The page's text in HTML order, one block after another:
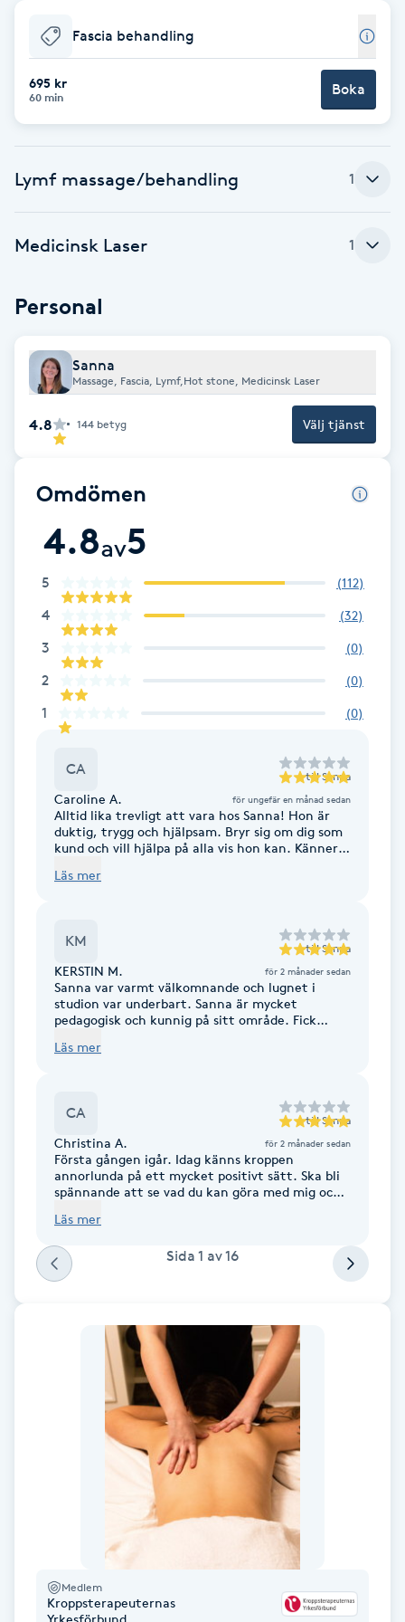
Babylights
Balayage
Barber
Barnklippning
Bottenfärg
Brynformning
Brynfärgning
Brynplockning
Bröllopsuppsättning
Celluliter
Coachning
Color correction
Cryoterapi
Damklippning
Dermapen
Diamantslipning
Extensions
Extensions borttagning
Eyeliner-tatuering
Face framing
Faceliftmassage
Fettreducering
Fotmassage
Fascia behandling
695 kr
60 min Boka
Lymf massage/behandling 1
Medicinsk Laser 1
Personal
Sanna
Massage, Fascia, Lymf,Hot stone, Medicinsk Laser
4.8 144 betyg Välj tjänst
Omdömen
4.8av5
5 (112)
4 (32)
3 (0)
2 (0)
1 (0)
CA till Sanna
Caroline A. för ungefär en månad sedan
Alltid lika trevligt att vara hos Sanna! Hon är
duktig, trygg och hjälpsam. Bryr sig om dig som
kund och vill hjälpa på alla vis hon kan. Känner
att ta steget till ett besök.
Läs mer
KM till Sanna
KERSTIN M. för 2 månader sedan
Sanna var varmt välkomnande och lugnet i
studion var underbart. Sanna är mycket
pedagogisk och kunnig på sitt område. Fick
Kan varm rekommendera henne!
Läs mer
CA till Sanna
Christina A. för 2 månader sedan
Första gången igår. Idag känns kroppen
annorlunda på ett mycket positivt sätt. Ska bli
spännande att se vad du kan göra med mig och
Läs mer
Sida 1 av16
Medlem
Kroppsterapeuternas
Yrkesförbund